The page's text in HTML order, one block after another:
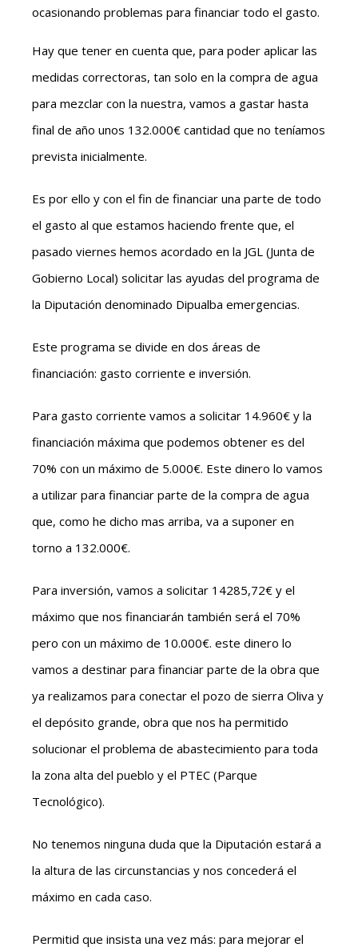
ocasionando problemas para financiar todo el gasto.
Hay que tener en cuenta que, para poder aplicar las
medidas correctoras, tan solo en la compra de agua
para mezclar con la nuestra, vamos a gastar hasta
final de año unos 132.000€ cantidad que no teníamos
prevista inicialmente.
Es por ello y con el fin de financiar una parte de todo
el gasto al que estamos haciendo frente que, el
pasado viernes hemos acordado en la JGL (Junta de
Gobierno Local) solicitar las ayudas del programa de
la Diputación denominado Dipualba emergencias.
Este programa se divide en dos áreas de
financiación: gasto corriente e inversión.
Para gasto corriente vamos a solicitar 14.960€ y la
financiación máxima que podemos obtener es del
70% con un máximo de 5.000€. Este dinero lo vamos
a utilizar para financiar parte de la compra de agua
que, como he dicho mas arriba, va a suponer en
torno a 132.000€.
Para inversión, vamos a solicitar 14285,72€ y el
máximo que nos financiarán también será el 70%
pero con un máximo de 10.000€. este dinero lo
vamos a destinar para financiar parte de la obra que
ya realizamos para conectar el pozo de sierra Oliva y
el depósito grande, obra que nos ha permitido
solucionar el problema de abastecimiento para toda
la zona alta del pueblo y el PTEC (Parque
Tecnológico).
No tenemos ninguna duda que la Diputación estará a
la altura de las circunstancias y nos concederá el
máximo en cada caso.
Permitid que insista una vez más: para mejorar el